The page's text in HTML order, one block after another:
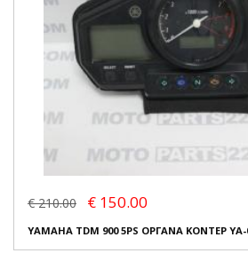
€ 210.00 € 150.00
YAMAHA TDM 900 5PS ΟΡΓΑΝΑ ΚΟΝΤΕΡ YA-